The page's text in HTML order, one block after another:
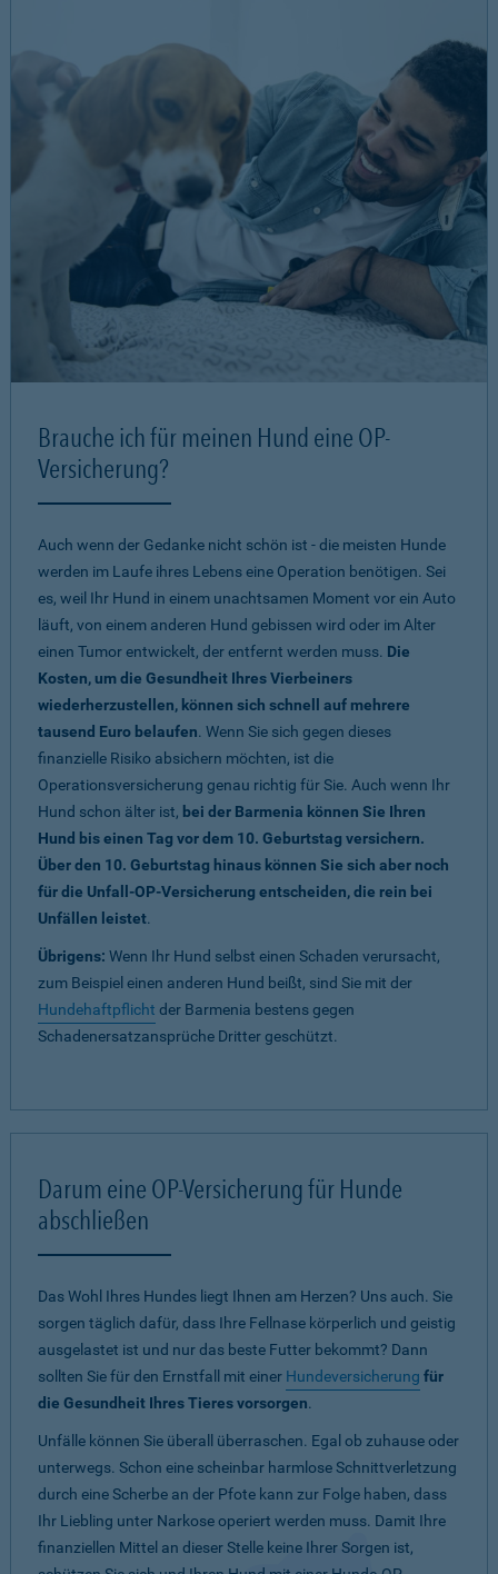
Brauche ich für meinen Hund eine OP-
Versicherung?
Auch wenn der Gedanke nicht schön ist - die meisten Hunde
werden im Laufe ihres Lebens eine Operation benötigen. Sei
es, weil Ihr Hund in einem unachtsamen Moment vor ein Auto
läuft, von einem anderen Hund gebissen wird oder im Alter
einen Tumor entwickelt, der entfernt werden muss. Die
Kosten, um die Gesundheit Ihres Vierbeiners
wiederherzustellen, können sich schnell auf mehrere
tausend Euro belaufen. Wenn Sie sich gegen dieses
finanzielle Risiko absichern möchten, ist die
Operationsversicherung genau richtig für Sie. Auch wenn Ihr
Hund schon älter ist, bei der Barmenia können Sie Ihren
Hund bis einen Tag vor dem 10. Geburtstag versichern.
Über den 10. Geburtstag hinaus können Sie sich aber noch
für die Unfall-OP-Versicherung entscheiden, die rein bei
Unfällen leistet.
Übrigens: Wenn Ihr Hund selbst einen Schaden verursacht,
zum Beispiel einen anderen Hund beißt, sind Sie mit der
Hundehaftpflicht der Barmenia bestens gegen
Schadenersatzansprüche Dritter geschützt.
Darum eine OP-Versicherung für Hunde
abschließen
Das Wohl Ihres Hundes liegt Ihnen am Herzen? Uns auch. Sie
sorgen täglich dafür, dass Ihre Fellnase körperlich und geistig
ausgelastet ist und nur das beste Futter bekommt? Dann
sollten Sie für den Ernstfall mit einer Hundeversicherung für
die Gesundheit Ihres Tieres vorsorgen.
Unfälle können Sie überall überraschen. Egal ob zuhause oder
unterwegs. Schon eine scheinbar harmlose Schnittverletzung
durch eine Scherbe an der Pfote kann zur Folge haben, dass
Ihr Liebling unter Narkose operiert werden muss. Damit Ihre
finanziellen Mittel an dieser Stelle keine Ihrer Sorgen ist,